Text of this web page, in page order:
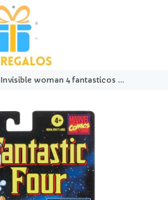
Invisible woman 4 fantasticos marvel comics - hasbro